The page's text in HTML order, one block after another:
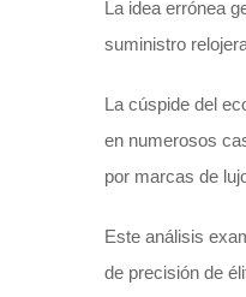
La idea errónea
suministro
La cúspide del
en numerosos
por marcas de
Este análisis
de precisión de